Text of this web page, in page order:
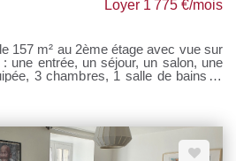
Loyer 1 775 €/mois
157 m² au 2ème étage avec vue sur
une entrée, un séjour, un salon, une
3 chambres, 1 salle de bains, 1
cliquer sur l'onglet "Dossier de
votre dossier par mail.